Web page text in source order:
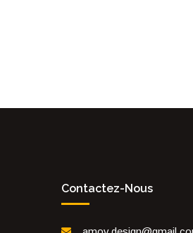
Contactez-Nous